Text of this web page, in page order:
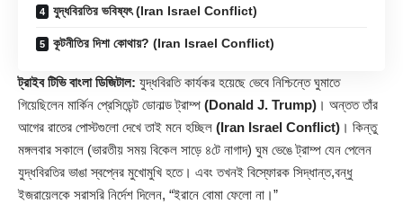
যুদ্ধবিরতির ভবিষ্যৎ (Iran Israel Conflict)
কূটনীতির দিশা কোথায়? (Iran Israel Conflict)
ট্রাইব টিভি বাংলা ডিজিটাল: যুদ্ধবিরতি কার্যকর হয়েছে ভেবে নিশ্চিন্তে ঘুমাতে
গিয়েছিলেন মার্কিন প্রেসিডেন্ট ডোনাল্ড ট্রাম্প (Donald J. Trump) । অন্তত তাঁর
আগের রাতের পোস্টগুলো দেখে তাই মনে হচ্ছিল (Iran Israel Conflict) । কিন্তু
মঙ্গলবার সকালে (ভারতীয় সময় বিকেল সাড়ে ৪টে নাগাদ) ঘুম ভেঙে ট্রাম্প যেন পেলেন
যুদ্ধবিরতির ভাঙা স্বপ্নের মুখোমুখি হতে। এবং তখনই বিস্ফোরক সিদ্ধান্ত,বন্ধু
ইজরায়েলকে সরাসরি নির্দেশ দিলেন, “ইরানে বোমা ফেলো না।”